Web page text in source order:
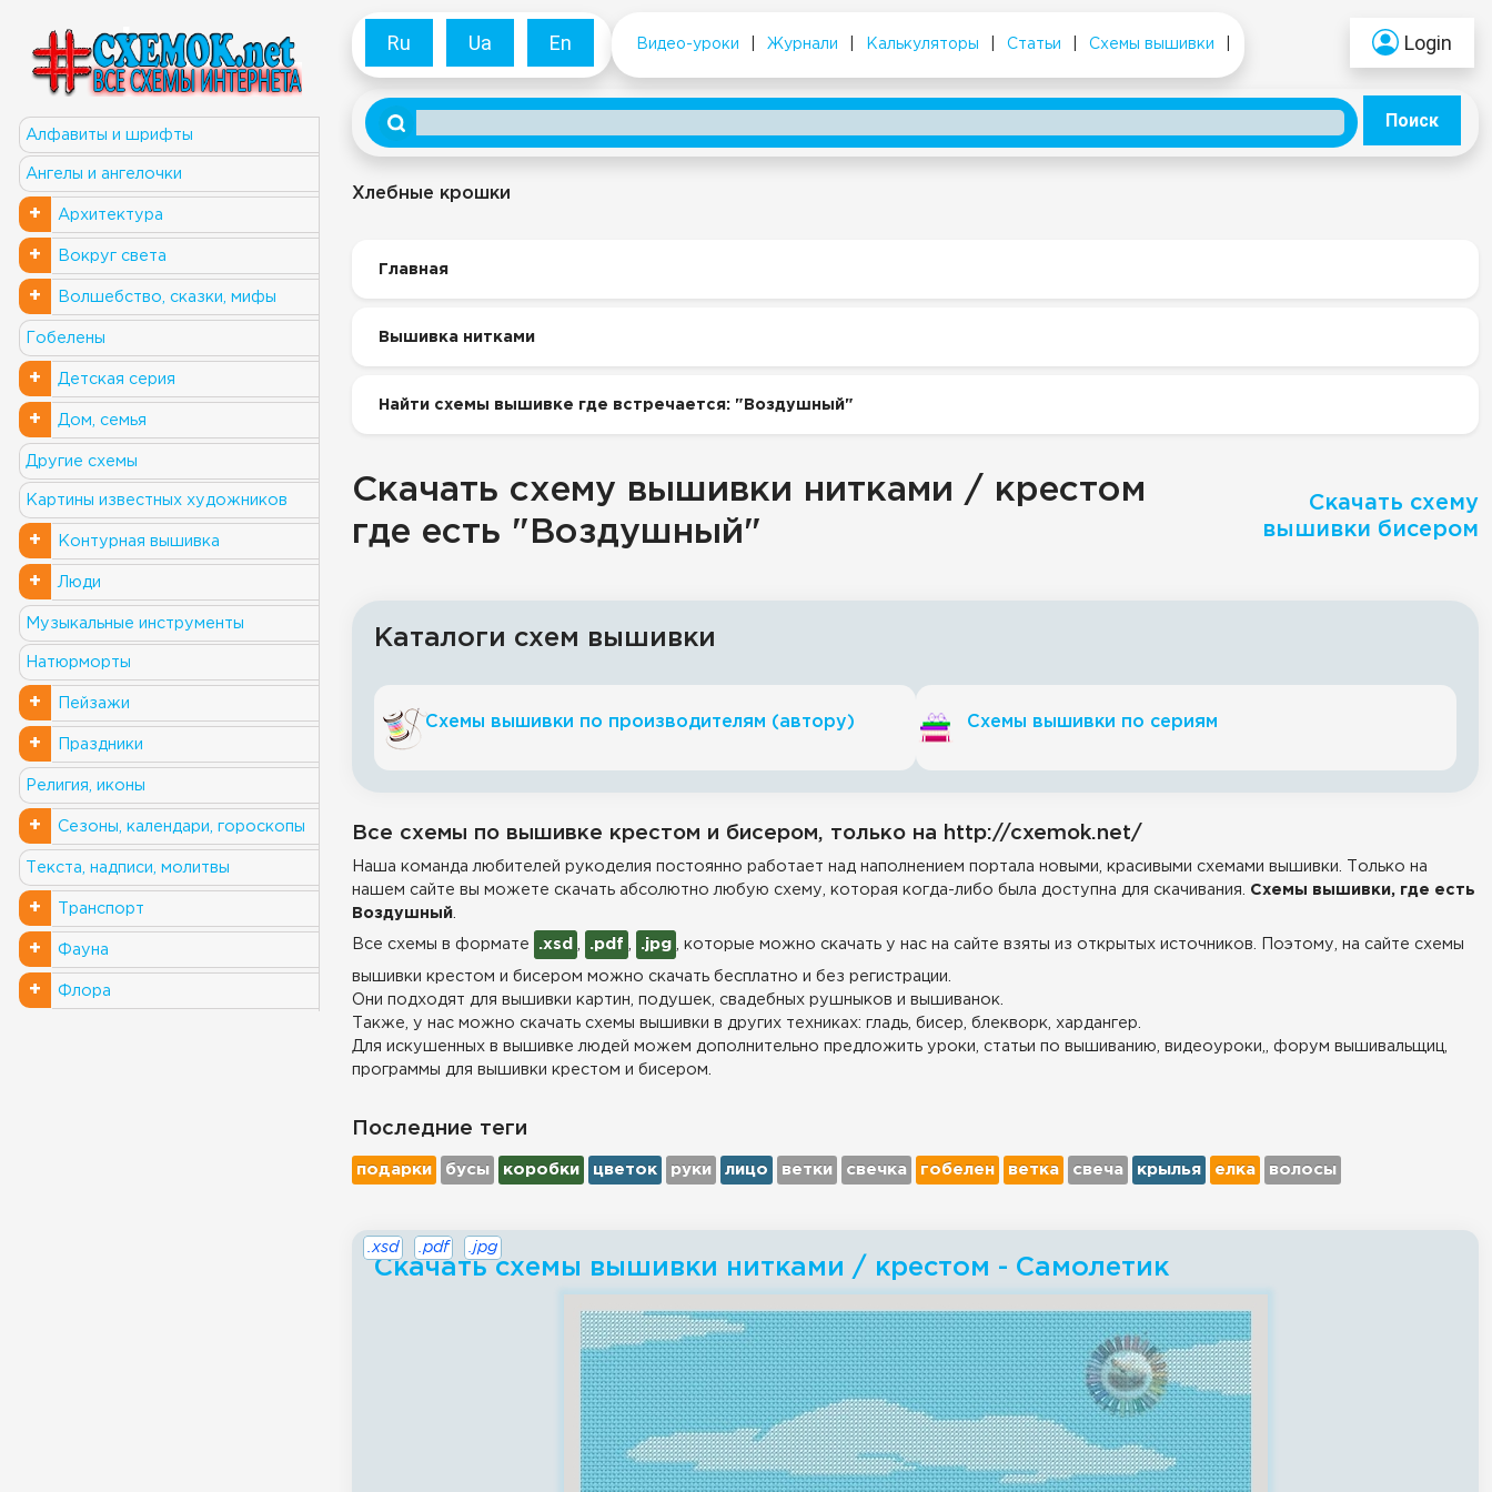
Алфавиты и шрифты
Ангелы и ангелочки
+ Архитектура
+ Вокруг света
+ Волшебство, сказки, мифы
Гобелены
+ Детская серия
+ Дом, семья
Другие схемы
Картины известных художников
+ Контурная вышивка
+ Люди
Музыкальные инструменты
Натюрморты
+ Пейзажи
+ Праздники
Религия, иконы
+ Сезоны, календари, гороскопы
Текста, надписи, молитвы
+ Транспорт
+ Фауна
+ Флора
Ru Ua En Видео-уроки Журнали Калькуляторы Статьи Схемы вышивки Login
Поиск
Хлебные крошки
Главная
Вышивка нитками
Найти схемы вышивке где встречается: "Воздушный"
Скачать схему вышивки нитками / крестом
где есть "Воздушный"
Скачать схему
вышивки бисером
Каталоги схем вышивки
Схемы вышивки по производителям (автору) Схемы вышивки по сериям
Все схемы по вышивке крестом и бисером, только на http://cxemok.net/
Наша команда любителей рукоделия постоянно работает над наполнением портала новыми, красивыми схемами вышивки. Только на
нашем сайте вы можете скачать абсолютно любую схему, которая когда-либо была доступна для скачивания. Схемы вышивки, где есть
Воздушный
Все схемы в формате .xsd .pdf .jpg , которые можно скачать у нас на сайте взяты из открытых источников. Поэтому, на сайте схемы
вышивки крестом и бисером можно скачать бесплатно и без регистрации.
Они подходят для вышивки картин, подушек, свадебных рушныков и вышиванок.
Также, у нас можно скачать схемы вышивки в других техниках: гладь, бисер, блекворк, хардангер.
Для искушенных в вышивке людей можем дополнительно предложить уроки, статьи по вышиванию, видеоуроки,, форум вышивальщиц,
программы для вышивки крестом и бисером.
Последние теги
подарки бусы коробки цветок руки лицо ветки свечка гобелен ветка свеча крылья елка волосы
Скачать схемы вышивки нитками / крестом - Самолетик
.xsd .pdf .jpg